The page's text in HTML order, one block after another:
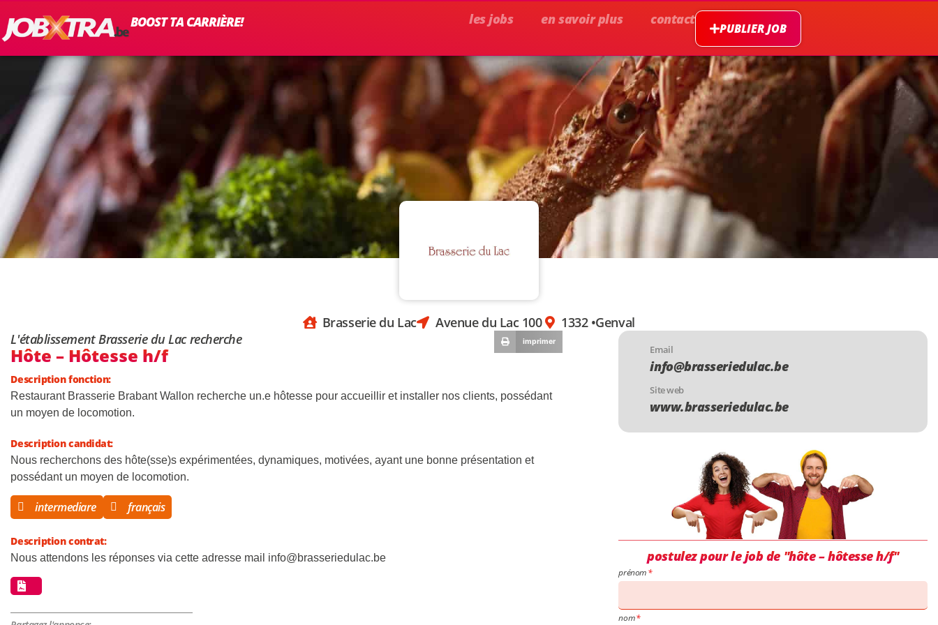
BOOST TA CARRIÈRE! les jobs en savoir plus contact
PUBLIER JOB
Brasserie du Lac Avenue du Lac 100 1332 •Genval
L'établissement Brasserie du Lac recherche
imprimer
Hôte – Hôtesse h/f
Description fonction:
Restaurant Brasserie Brabant Wallon recherche un.e hôtesse pour accueillir et installer nos clients, possédant
un moyen de locomotion.
Description candidat:
Nous recherchons des hôte(sse)s expérimentées, dynamiques, motivées, ayant une bonne présentation et
possédant un moyen de locomotion.
intermediare français
Description contrat:
Nous attendons les réponses via cette adresse mail info@brasseriedulac.be
Email
info@brasseriedulac.be
Site web
www.brasseriedulac.be
postulez pour le job de "hôte – hôtesse h/f"
prénom
nom